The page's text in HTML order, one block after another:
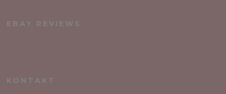
EBAY REVIEWS
KONTAKT